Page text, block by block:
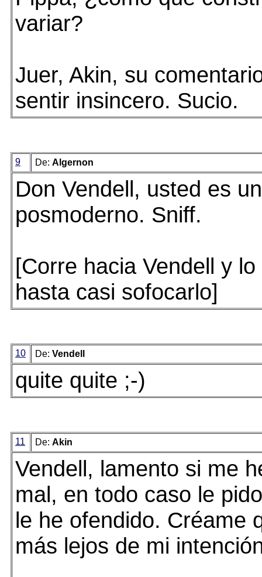
variar?
Juer, Akin, su
sentir insincero. Sucio.
9 De: Algernon
Don Vendell, usted es un
posmoderno. Sniff.
[Corre hacia Vendell y
hasta casi sofocarlo]
10 De: Vendell
quite quite ;-)
11 De: Akin
Vendell, lamento si me
mal, en todo caso le
le he ofendido. Créame
más lejos de mi